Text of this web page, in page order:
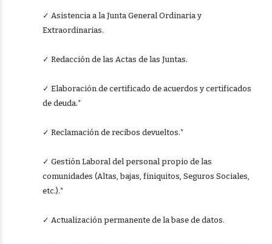
✓ Asistencia a la Junta General Ordinaria y
Extraordinarias.
✓ Redacción de las Actas de las Juntas.
✓ Elaboración de certificado de acuerdos y certificados
de deuda.*
✓ Reclamación de recibos devueltos.*
✓ Gestión Laboral del personal propio de las
comunidades (Altas, bajas, finiquitos, Seguros Sociales,
etc.).*
✓ Actualización permanente de la base de datos.